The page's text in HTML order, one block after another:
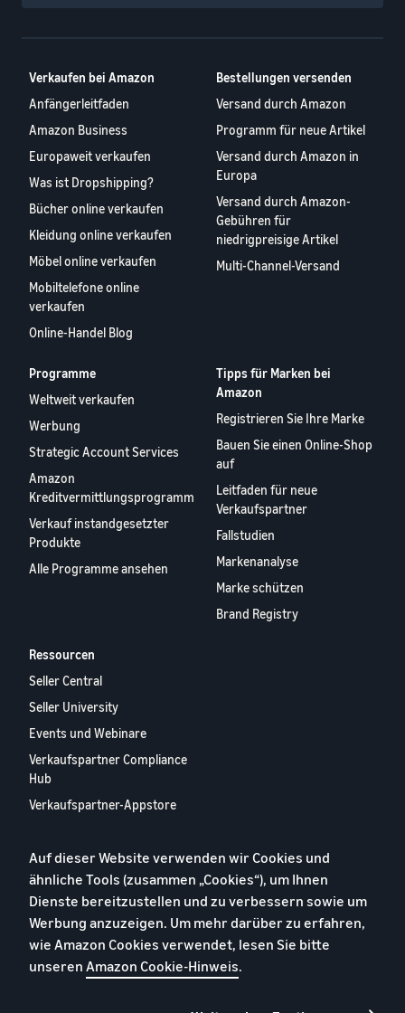
Verkaufen bei Amazon
Anfängerleitfaden
Amazon Business
Europaweit verkaufen
Was ist Dropshipping?
Bücher online verkaufen
Kleidung online verkaufen
Möbel online verkaufen
Mobiltelefone online
verkaufen
Online-Handel Blog
Bestellungen versenden
Versand durch Amazon
Programm für neue Artikel
Versand durch Amazon in
Europa
Versand durch Amazon-
Gebühren für
niedrigpreisige Artikel
Multi-Channel-Versand
Programme
Weltweit verkaufen
Werbung
Strategic Account Services
Amazon
Kreditvermittlungsprogramm
Verkauf instandgesetzter
Produkte
Alle Programme ansehen
Tipps für Marken bei
Amazon
Registrieren Sie Ihre Marke
Bauen Sie einen Online-Shop
auf
Leitfaden für neue
Verkaufspartner
Fallstudien
Markenanalyse
Marke schützen
Brand Registry
Ressourcen
Seller Central
Seller University
Events und Webinare
Verkaufspartner Compliance
Hub
Verkaufspartner-Appstore
Verkaufspartner-Bericht
Kontaktieren Sie uns
Datenschutzerklärung
Cookies
Auf dieser Website verwenden wir Cookies und
ähnliche Tools (zusammen „Cookies“), um Ihnen
Dienste bereitzustellen und zu verbessern sowie um
Werbung anzuzeigen. Um mehr darüber zu erfahren,
wie Amazon Cookies verwendet, lesen Sie bitte
unseren Amazon Cookie-Hinweis.